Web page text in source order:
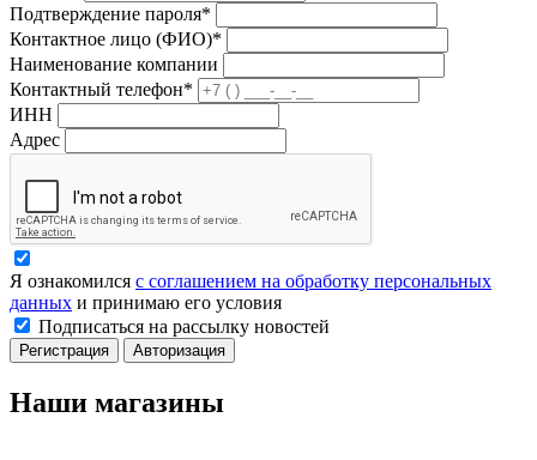
Подтверждение пароля*
Контактное лицо (ФИО)*
Наименование компании
Контактный телефон*
ИНН
Адрес
Я ознакомился с соглашением на обработку персональных
данных и принимаю его условия
Подписаться на рассылку новостей
Регистрация Авторизация
Наши магазины